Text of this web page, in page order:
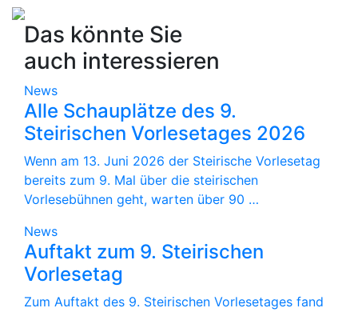
Das könnte Sie
auch interessieren
News
Alle Schauplätze des 9.
Steirischen Vorlesetages 2026
Wenn am 13. Juni 2026 der Steirische Vorlesetag
bereits zum 9. Mal über die steirischen
Vorlesebühnen geht, warten über 90 …
News
Auftakt zum 9. Steirischen
Vorlesetag
Zum Auftakt des 9. Steirischen Vorlesetages fand